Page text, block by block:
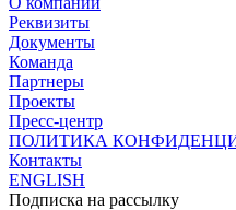
Реквизиты
Документы
Команда
Партнеры
Проекты
Пресс-центр
ПОЛИТИКА
Контакты
ENGLISH
Подписка на рассылку